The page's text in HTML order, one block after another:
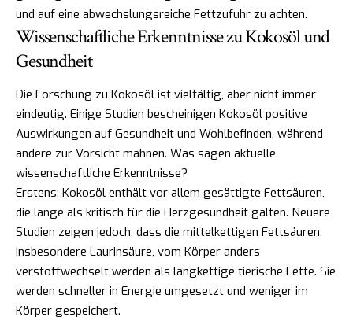
und auf eine abwechslungsreiche Fettzufuhr zu achten.
Wissenschaftliche Erkenntnisse zu Kokosöl und
Gesundheit
Die Forschung zu Kokosöl ist vielfältig, aber nicht immer
eindeutig. Einige Studien bescheinigen Kokosöl positive
Auswirkungen auf Gesundheit und Wohlbefinden, während
andere zur Vorsicht mahnen. Was sagen aktuelle
wissenschaftliche Erkenntnisse?
Erstens: Kokosöl enthält vor allem gesättigte Fettsäuren,
die lange als kritisch für die Herzgesundheit galten. Neuere
Studien zeigen jedoch, dass die mittelkettigen Fettsäuren,
insbesondere Laurinsäure, vom Körper anders
verstoffwechselt werden als langkettige tierische Fette. Sie
werden schneller in Energie umgesetzt und weniger im
Körper gespeichert.